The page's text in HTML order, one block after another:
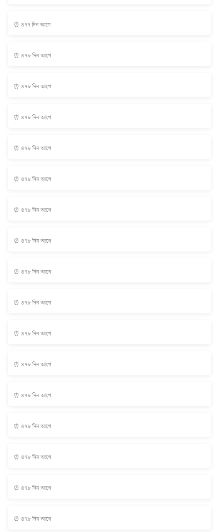
⏰ ৪৭৭ দিন আগে
⏰ ৪৭৮ দিন আগে
⏰ ৪৭৮ দিন আগে
⏰ ৪৭৮ দিন আগে
⏰ ৪৭৮ দিন আগে
⏰ ৪৭৮ দিন আগে
⏰ ৪৭৮ দিন আগে
⏰ ৪৭৮ দিন আগে
⏰ ৪৭৮ দিন আগে
⏰ ৪৭৮ দিন আগে
⏰ ৪৭৮ দিন আগে
⏰ ৪৭৮ দিন আগে
⏰ ৪৭৮ দিন আগে
⏰ ৪৭৮ দিন আগে
⏰ ৪৭৮ দিন আগে
⏰ ৪৭৮ দিন আগে
⏰ ৪৭৮ দিন আগে